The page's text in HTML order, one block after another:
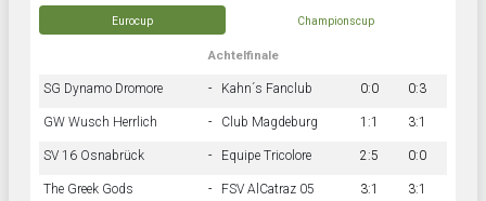
Eurocup Championscup
Achtelfinale
SG Dynamo Dromore - Kahn´s Fanclub 0:0 0:3
GW Wusch Herrlich - Club Magdeburg 1:1 3:1
SV 16 Osnabrück - Equipe Tricolore 2:5 0:0
The Greek Gods - FSV AlCatraz 05 3:1 3:1